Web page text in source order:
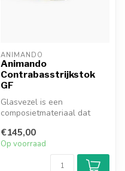
ANIMANDO
Animando
Contrabasstrijkstok
GF
Glasvezel is een
composietmateriaal dat
glasvezels te combine...
€145,00
Op voorraad